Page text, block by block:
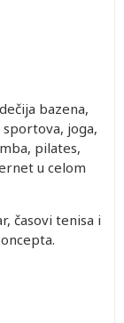
bazena,
joga,
pilates,
u celom
časovi tenisa i